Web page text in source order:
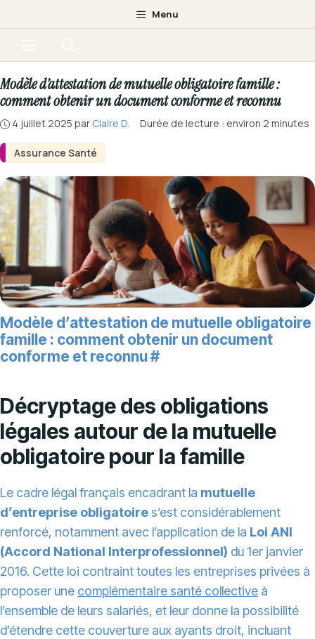
au
Menu
Assurance Santé
Modèle d’attestation de mutuelle obligatoire famille :
comment obtenir un document conforme et reconnu
4 juillet 2025 par Claire D. · Durée de lecture : environ 2 minutes
Modèle d’attestation de mutuelle obligatoire
famille : comment obtenir un document
conforme et reconnu#
Décryptage des obligations
légales autour de la mutuelle
obligatoire pour la famille
Le cadre légal français encadrant la mutuelle
d’entreprise obligatoire s’est considérablement
renforcé, notamment avec l’application de la Loi ANI
(Accord National Interprofessionnel) du 1er janvier
2016. Cette loi contraint toutes les entreprises privées à
proposer une complémentaire santé collective à
l’ensemble de leurs salariés, et leur donne la possibilité
d’étendre cette couverture aux ayants droit, incluant